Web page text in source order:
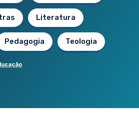
Literatura
Pedagogia Teologia